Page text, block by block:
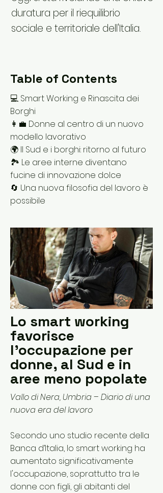
duratura per il riequilibrio
sociale e territoriale dell'Italia.
Table of Contents
💻 Smart Working e Rinascita dei
Borghi
👩‍💼 Donne al centro di un nuovo
modello lavorativo
🌍 Il Sud e i borghi: ritorno al futuro
🏞️ Le aree interne diventano
fucine di innovazione dolce
🔄 Una nuova filosofia del lavoro è
possibile
Lo smart working
favorisce
l'occupazione per
donne, al Sud e in
aree meno popolate
Vallo di Nera, Umbria – Diario di una
nuova era del lavoro
Secondo uno studio recente della
Banca d’Italia, lo smart working ha
aumentato significativamente
l'occupazione, soprattutto tra le
donne con figli, gli abitanti del